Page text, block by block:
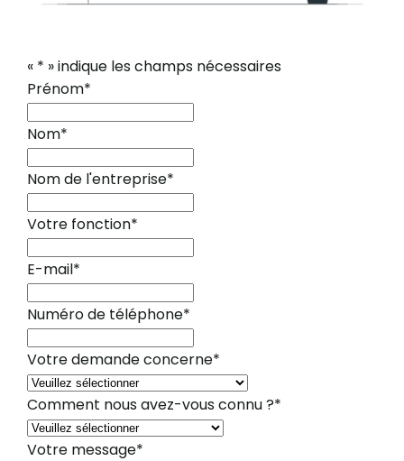
« * » indique les champs nécessaires
Prénom*
Nom*
Nom de l'entreprise*
Votre fonction*
E-mail*
Numéro de téléphone*
Votre demande concerne*
Comment nous avez-vous connu ?*
Votre message*